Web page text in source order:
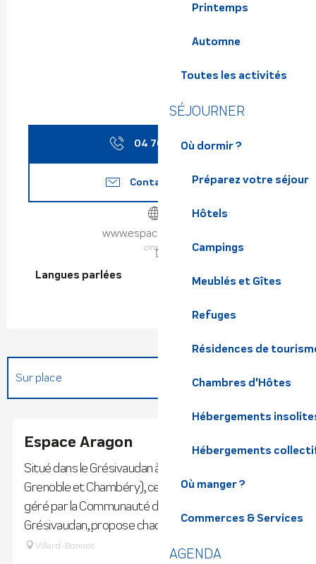
Printemps
Automne
Toutes les activités
SÉJOURNER
Où dormir ?
Préparez votre séjour
Hôtels
Campings
Meublés et Gîtes
Refuges
Résidences de
Chambres d'Hôtes
Hébergements
Hébergements
Où manger ?
Commerces & Services
AGENDA
04 76 71 22▒▒
Contactez-nous
www.espace-aragon.fr
cinéma
Langues parlées
Langues parlées
Sur place
Espace Aragon
Situé dans le Grésivaudan à Villard-Bonnot (entre
Grenoble et Chambéry), cet équipement culturel,
géré par la Communauté de communes Le
Grésivaudan, propose chaque année un...
Villard-Bonnot